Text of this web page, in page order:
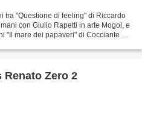
tra "Questione di feeling" di Riccardo
con Giulio Rapetti in arte Mogol, e
"Il mare dei papaveri" di Cocciante e
Zero 2